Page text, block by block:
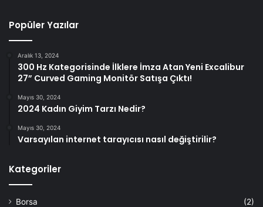
Popüler Yazılar
Aralık 13, 2024
300 Hz Kategorisinde İlklere İmza Atan Yeni Excalibur
27” Curved Gaming Monitör Satışa Çıktı!
Mayıs 30, 2024
2024 Kadın Giyim Tarzı Nedir?
Mayıs 30, 2024
Varsayılan internet tarayıcısı nasıl değiştirilir?
Kategoriler
Borsa
(2)